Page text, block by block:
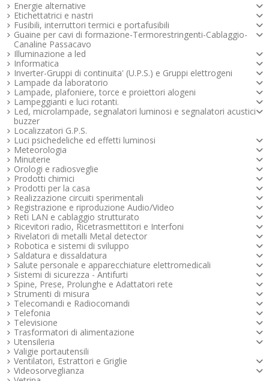
Energie alternative
Etichettatrici e nastri
Fusibili, interruttori termici e portafusibili
Guaine per cavi di formazione-Termorestringenti-Cablaggio-
Canaline Passacavo
Illuminazione a led
Informatica
Inverter-Gruppi di continuita' (U.P.S.) e Gruppi elettrogeni
Lampade da laboratorio
Lampade, plafoniere, torce e proiettori alogeni
Lampeggianti e luci rotanti.
Led, microlampade, segnalatori luminosi e segnalatori acustici -
buzzer
Localizzatori G.P.S.
Luci psichedeliche ed effetti luminosi
Meteorologia
Minuterie
Orologi e radiosveglie
Prodotti chimici
Prodotti per la casa
Realizzazione circuiti sperimentali
Registrazione e riproduzione Audio/Video
Reti LAN e cablaggio strutturato
Ricevitori radio, Ricetrasmettitori e Interfoni
Rivelatori di metalli Metal detector
Robotica e sistemi di sviluppo
Saldatura e dissaldatura
Salute personale e apparecchiature elettromedicali
Sistemi di sicurezza - Antifurti
Spine, Prese, Prolunghe e Adattatori rete
Strumenti di misura
Telecomandi e Radiocomandi
Telefonia
Televisione
Trasformatori di alimentazione
Utensileria
Valigie portautensili
Ventilatori, Estrattori e Griglie
Videosorveglianza